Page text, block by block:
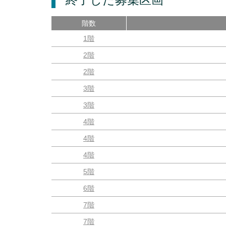
階数
1階
2階
2階
3階
3階
4階
4階
4階
5階
6階
7階
7階